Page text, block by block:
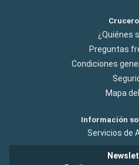
¿Quiénes
Preguntas
Condiciones
Mapa
Información
Servicios de